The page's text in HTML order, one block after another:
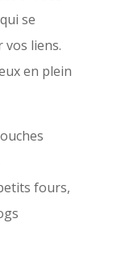
se
vos liens.
en plein
fours,